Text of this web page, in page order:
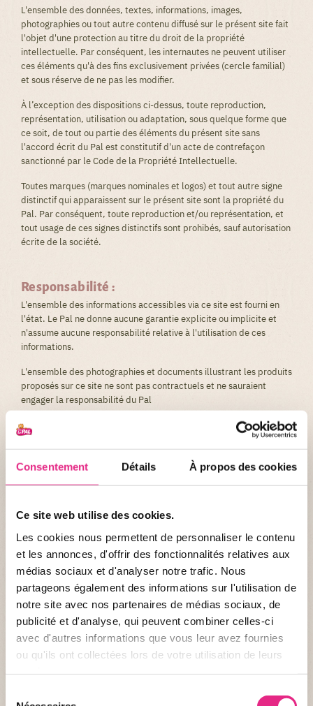
Consentement Détails À propos des cookies
Ce site web utilise des cookies.
Les cookies nous permettent de personnaliser le contenu
et les annonces, d'offrir des fonctionnalités relatives aux
médias sociaux et d'analyser notre trafic. Nous
partageons également des informations sur l'utilisation de
notre site avec nos partenaires de médias sociaux, de
publicité et d'analyse, qui peuvent combiner celles-ci
avec d'autres informations que vous leur avez fournies
ou qu'ils ont collectées lors de votre utilisation de leurs
L'ensemble des données, textes, informations, images,
photographies ou tout autre contenu diffusé sur le présent site fait
l'objet d'une protection au titre du droit de la propriété
intellectuelle. Par conséquent, les internautes ne peuvent utiliser
ces éléments qu'à des fins exclusivement privées (cercle familial)
et sous réserve de ne pas les modifier.
À l’exception des dispositions ci-dessus, toute reproduction,
représentation, utilisation ou adaptation, sous quelque forme que
ce soit, de tout ou partie des éléments du présent site sans
l'accord écrit du Pal est constitutif d'un acte de contrefaçon
sanctionné par le Code de la Propriété Intellectuelle.
Toutes marques (marques nominales et logos) et tout autre signe
distinctif qui apparaissent sur le présent site sont la propriété du
Pal. Par conséquent, toute reproduction et/ou représentation, et
tout usage de ces signes distinctifs sont prohibés, sauf autorisation
écrite de la société.
Responsabilité :
L'ensemble des informations accessibles via ce site est fourni en
l'état. Le Pal ne donne aucune garantie explicite ou implicite et
n'assume aucune responsabilité relative à l'utilisation de ces
informations.
L'ensemble des photographies et documents illustrant les produits
proposés sur ce site ne sont pas contractuels et ne sauraient
engager la responsabilité du Pal
L'utilisateur s'engage à ne transmettre sur ce site aucune
information pouvant entraîner une responsabilité civile ou pénale
et s'engage à ce titre à ne pas divulguer via ce site des informations
illégales, contraires à l'ordre public ou diffamatoires.
Lien Hypertexte :
www.lepal.com est strictement interdite, sauf autorisation
préalable et écrite du Pal.
Le Pal ne saurait être tenu responsable du contenu, des données,
des produits et informations diverses proposés à travers les sites
vers lesquels des liens hypertexte sont réalisés. En particulier, Le
Pal se dégage de toute responsabilité relative aux sites dont les
données ne seraient pas conformes aux dispositions légales et
réglementaires en vigueur.